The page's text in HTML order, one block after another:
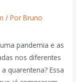
/ PorBruno
pandemia e as
nos diferentes
quarentena? Essa